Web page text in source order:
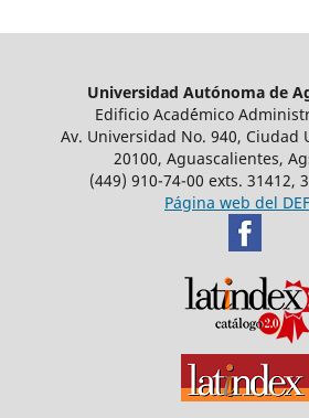
Universidad Autónoma de
Edificio Acad´émico
Av. Universidad No. 940, Ciudad
20100, Aguascalientes,
(449) 910-74-00 exts. 31412,
Página web del